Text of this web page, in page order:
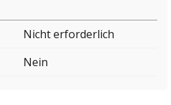
Nicht erforderlich
Nein